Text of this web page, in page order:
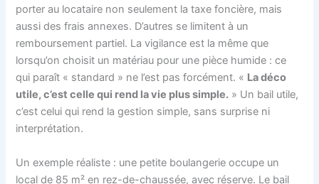
porter au locataire non seulement la taxe foncière, mais
aussi des frais annexes. D’autres se limitent à un
remboursement partiel. La vigilance est la même que
lorsqu’on choisit un matériau pour une pièce humide : ce
qui paraît « standard » ne l’est pas forcément. « La déco
utile, c’est celle qui rend la vie plus simple. » Un bail utile,
c’est celui qui rend la gestion simple, sans surprise ni
interprétation.
Un exemple réaliste : une petite boulangerie occupe un
local de 85 m² en rez-de-chaussée, avec réserve. Le bail